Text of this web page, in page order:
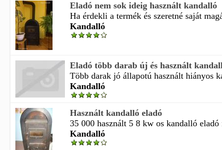
Eladó nem sok ideig használt kandalló
Ha érdekli a termék és szeretné saját
Kandalló
Eladó több darab új és használt
Több darak jó állapotú használt hiányos
Kandalló
Használt kandalló eladó
35 000 használt 5 8 kw os kandalló
Kandalló